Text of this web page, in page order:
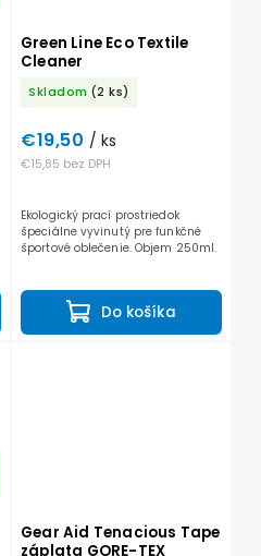
Green Line Eco Textile
Cleaner
Skladom (2 ks)
€15,85 bez DPH
€19,50 / ks
Do košíka
Ekologický prací prostriedok
špeciálne vyvinutý pre funkčné
športové oblečenie. Objem 250ml.
Gear Aid Tenacious Tape
záplata GORE-TEX